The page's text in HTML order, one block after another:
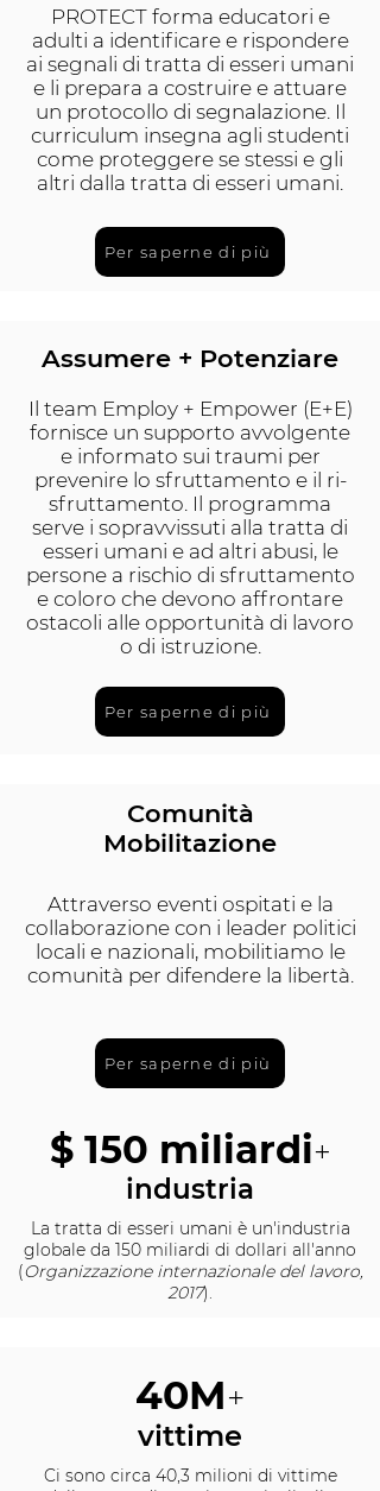
PROTECT forma educatori e
adulti a identificare e rispondere
ai segnali di tratta di esseri umani
e li prepara a costruire e attuare
un protocollo di segnalazione. Il
curriculum insegna agli studenti
come proteggere se stessi e gli
altri dalla tratta di esseri umani.
Per saperne di più
Assumere + Potenziare
Il team Employ + Empower (E+E)
fornisce un supporto avvolgente
e informato sui traumi per
prevenire lo sfruttamento e il ri-
sfruttamento. Il programma
serve i sopravvissuti alla tratta di
esseri umani e ad altri abusi, le
persone a rischio di sfruttamento
e coloro che devono affrontare
ostacoli alle opportunità di lavoro
o di istruzione.
Per saperne di più
Comunità
Mobilitazione
Attraverso eventi ospitati e la
collaborazione con i leader politici
locali e nazionali, mobilitiamo le
comunità per difendere la libertà.
Per saperne di più
$ 150 miliardi+
industria
La tratta di esseri umani è un'industria
globale da 150 miliardi di dollari all'anno
(Organizzazione internazionale del lavoro,
2017).
40M+
vittime
Ci sono circa 40,3 milioni di vittime